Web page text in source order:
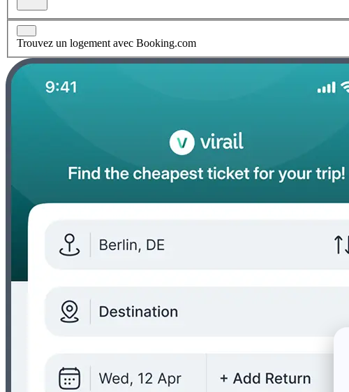
Trouvez un logement avec Booking.com